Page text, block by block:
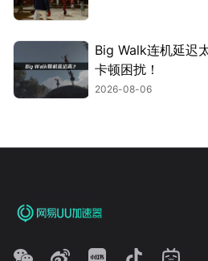
Big Walk连机延迟
卡顿困扰！
2026-08-06